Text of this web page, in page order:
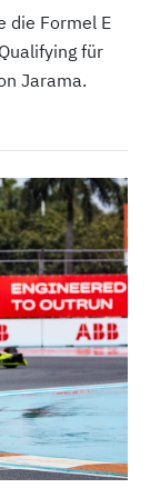
die Formel E
für
Jarama.